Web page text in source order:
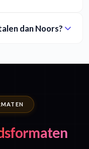
dan Noors?